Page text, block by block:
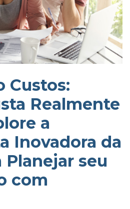
Custos:
Realmente
a
Inovadora da
Planejar seu
com